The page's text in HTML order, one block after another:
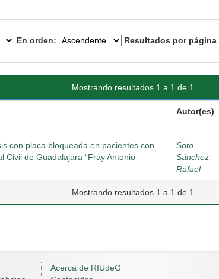
En orden: Resultados por página
Mostrando resultados 1 a 1 de 1
Autor(es)
con placa bloqueada en pacientes con
Civil de Guadalajara “Fray Antonio
Soto
Sánchez,
Rafael
Mostrando resultados 1 a 1 de 1
Acerca de RIUdeG